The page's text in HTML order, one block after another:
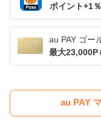
ポイント+1％
au PAY ゴー
最大23,000P
au PAY